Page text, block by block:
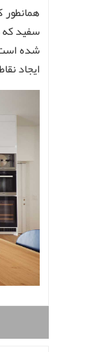
سفید که
شده است
ایجاد